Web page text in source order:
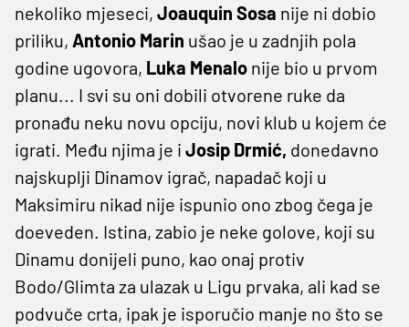
nekoliko mjeseci, Joauquin Sosa nije ni dobio
priliku, Antonio Marin ušao je u zadnjih pola
godine ugovora, Luka Menalo nije bio u prvom
planu... I svi su oni dobili otvorene ruke da
pronađu neku novu opciju, novi klub u kojem će
igrati. Među njima je i Josip Drmić, donedavno
najskuplji Dinamov igrač, napadač koji u
Maksimiru nikad nije ispunio ono zbog čega je
doeveden. Istina, zabio je neke golove, koji su
Dinamu donijeli puno, kao onaj protiv
Bodo/Glimta za ulazak u Ligu prvaka, ali kad se
podvuče crta, ipak je isporučio manje no što se